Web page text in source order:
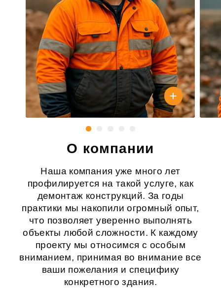
О компании
Наша компания уже много лет
профилируется на такой услуге, как
демонтаж конструкций. За годы
практики мы накопили огромный опыт,
что позволяет уверенно выполнять
объекты любой сложности. К каждому
проекту мы относимся с особым
вниманием, принимая во внимание все
ваши пожелания и специфику
конкретного здания.